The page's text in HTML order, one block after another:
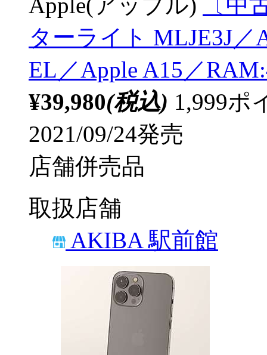
Apple(アップル)
〔中
ターライト MLJE3J
EL／Apple A15／
¥39,980(税込) 1,999ポ
2021/09/24発売
店舗併売品
取扱店舗
AKIBA 駅前館